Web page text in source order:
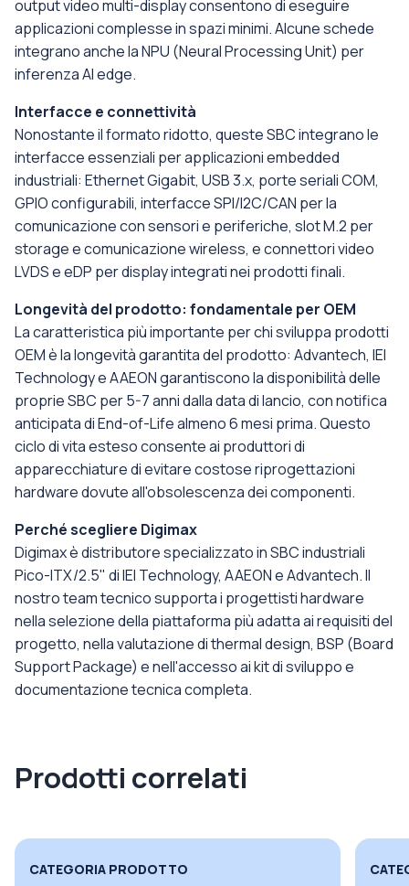
output video multi-display consentono di eseguire
applicazioni complesse in spazi minimi. Alcune schede
integrano anche la NPU (Neural Processing Unit) per
inferenza AI edge.
Interfacce e connettività
Nonostante il formato ridotto, queste SBC integrano le
interfacce essenziali per applicazioni embedded
industriali: Ethernet Gigabit, USB 3.x, porte seriali COM,
GPIO configurabili, interfacce SPI/I2C/CAN per la
comunicazione con sensori e periferiche, slot M.2 per
storage e comunicazione wireless, e connettori video
LVDS e eDP per display integrati nei prodotti finali.
Longevità del prodotto: fondamentale per OEM
La caratteristica più importante per chi sviluppa prodotti
OEM è la longevità garantita del prodotto: Advantech, IEI
Technology e AAEON garantiscono la disponibilità delle
proprie SBC per 5-7 anni dalla data di lancio, con notifica
anticipata di End-of-Life almeno 6 mesi prima. Questo
ciclo di vita esteso consente ai produttori di
apparecchiature di evitare costose riprogettazioni
hardware dovute all'obsolescenza dei componenti.
Perché scegliere Digimax
Digimax è distributore specializzato in SBC industriali
Pico-ITX/2.5" di IEI Technology, AAEON e Advantech. Il
nostro team tecnico supporta i progettisti hardware
nella selezione della piattaforma più adatta ai requisiti del
progetto, nella valutazione di thermal design, BSP (Board
Support Package) e nell'accesso ai kit di sviluppo e
documentazione tecnica completa.
Prodotti correlati
CATEGORIA PRODOTTO